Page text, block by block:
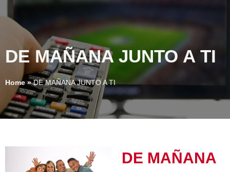
DE MAÑANA JUNTO A TI
Home»DE MAÑANA JUNTO A TI
DE MAÑANA